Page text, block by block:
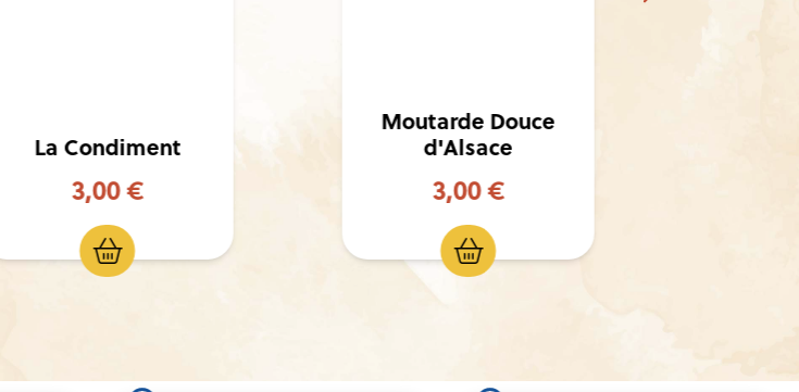
La Condiment
3,00 €
Moutarde Douce
d'Alsace
3,00 €